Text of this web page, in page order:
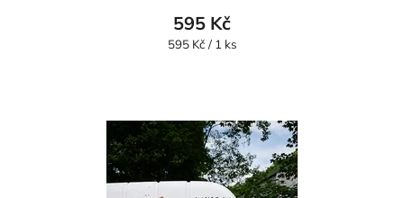
produktu
je
hvězdiček.
595 Kč
Měrná
595 Kč / 1 ks